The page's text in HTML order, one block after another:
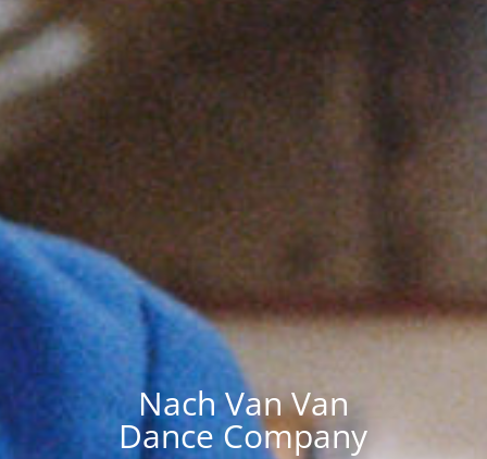
Nach Van Van
Dance Company